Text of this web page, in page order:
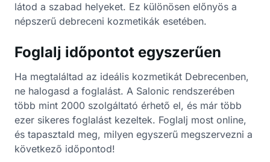
látod a szabad helyeket. Ez különösen előnyös a
népszerű debreceni kozmetikák esetében.
Foglalj időpontot egyszerűen
Ha megtaláltad az ideális kozmetikát Debrecenben,
ne halogasd a foglalást. A Salonic rendszerében
több mint 2000 szolgáltató érhető el, és már több
ezer sikeres foglalást kezeltek. Foglalj most online,
és tapasztald meg, milyen egyszerű megszervezni a
következő időpontod!